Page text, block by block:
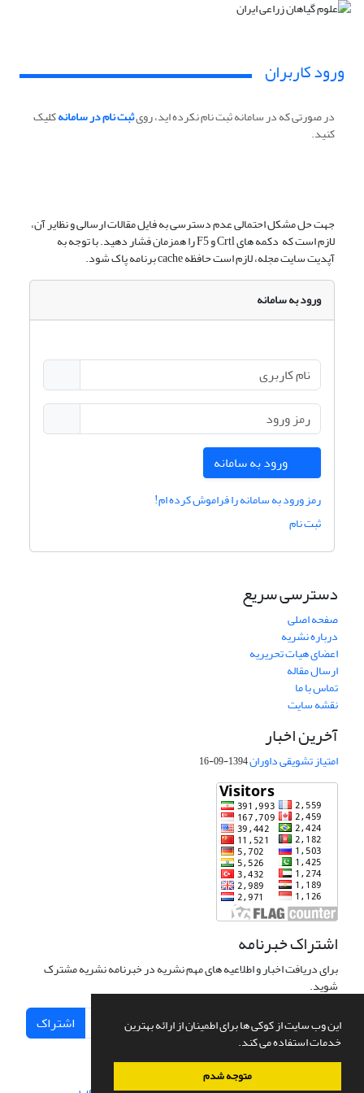
این وب سایت از کوکی ها برای اطمینان از ارائه بهترین
خدمات استفاده می کند.
متوجه شدم
ورود کاربران
در صورتی که در سامانه ثبت نام نکرده اید، رویثبت نام در سامانهکلیک
کنید.
جهت حل مشکل احتمالی عدم دسترسی به فایل مقالات ارسالی و نظایر آن،
لازم است که دکمه های Crtl و F5 را همزمان فشار دهید. با توجه به
آپدیت سایت مجله، لازم است حافظه cache برنامه پاک شود.
ورود به سامانه
ورود به سامانه
رمز ورود به سامانه را فراموش کرده ام!
ثبت نام
دسترسی سریع
صفحه اصلی
درباره نشریه
اعضای هیات تحریریه
ارسال مقاله
تماس با ما
نقشه سایت
آخرین اخبار
امتیاز تشویقی داوران1394-09-16
اشتراک خبرنامه
برای دریافت اخبار و اطلاعیه های مهم نشریه در خبرنامه نشریه مشترک
شوید.
اشتراک